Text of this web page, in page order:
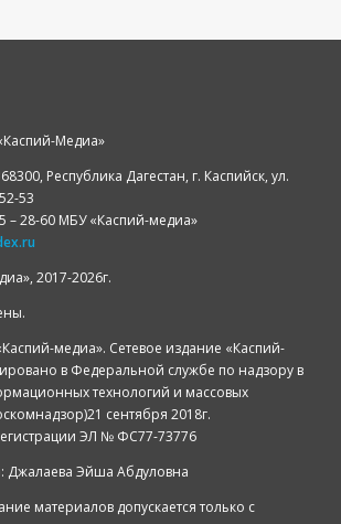
Медиа»
Республика Дагестан, г. Каспийск, ул.
53
– 28-60 МБУ «Каспий-медиа»
2017-2026г.
медиа». Сетевое издание «Каспий-
в Федеральной службе по надзору в
технологий и массовых
сентября 2018г.
ЭЛ № ФС77-73776
Джалаева Эйша Абдуловна
материалов допускается только с